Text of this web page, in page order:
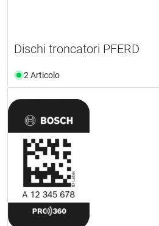
Dischi troncatori PFERD
2 Articolo